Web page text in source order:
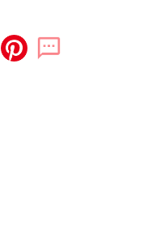
に布巾が衛生的ではな
て自然乾燥です」（み